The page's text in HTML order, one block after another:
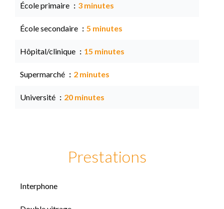
École primaire 3 minutes
École secondaire 5 minutes
Hôpital/clinique 15 minutes
Supermarché 2 minutes
Université 20 minutes
Prestations
Interphone